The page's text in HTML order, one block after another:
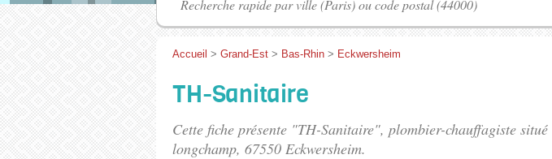
Accueil > Grand-Est > Bas-Rhin > Eckwersheim
TH-Sanitaire
Cette fiche présente "TH-Sanitaire", plombier-chauffagiste situé
longchamp, 67550 Eckwersheim.